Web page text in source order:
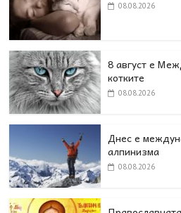
08.08.2026
8 август е
котките
08.08.2026
Днес е
алпинизма
08.08.2026